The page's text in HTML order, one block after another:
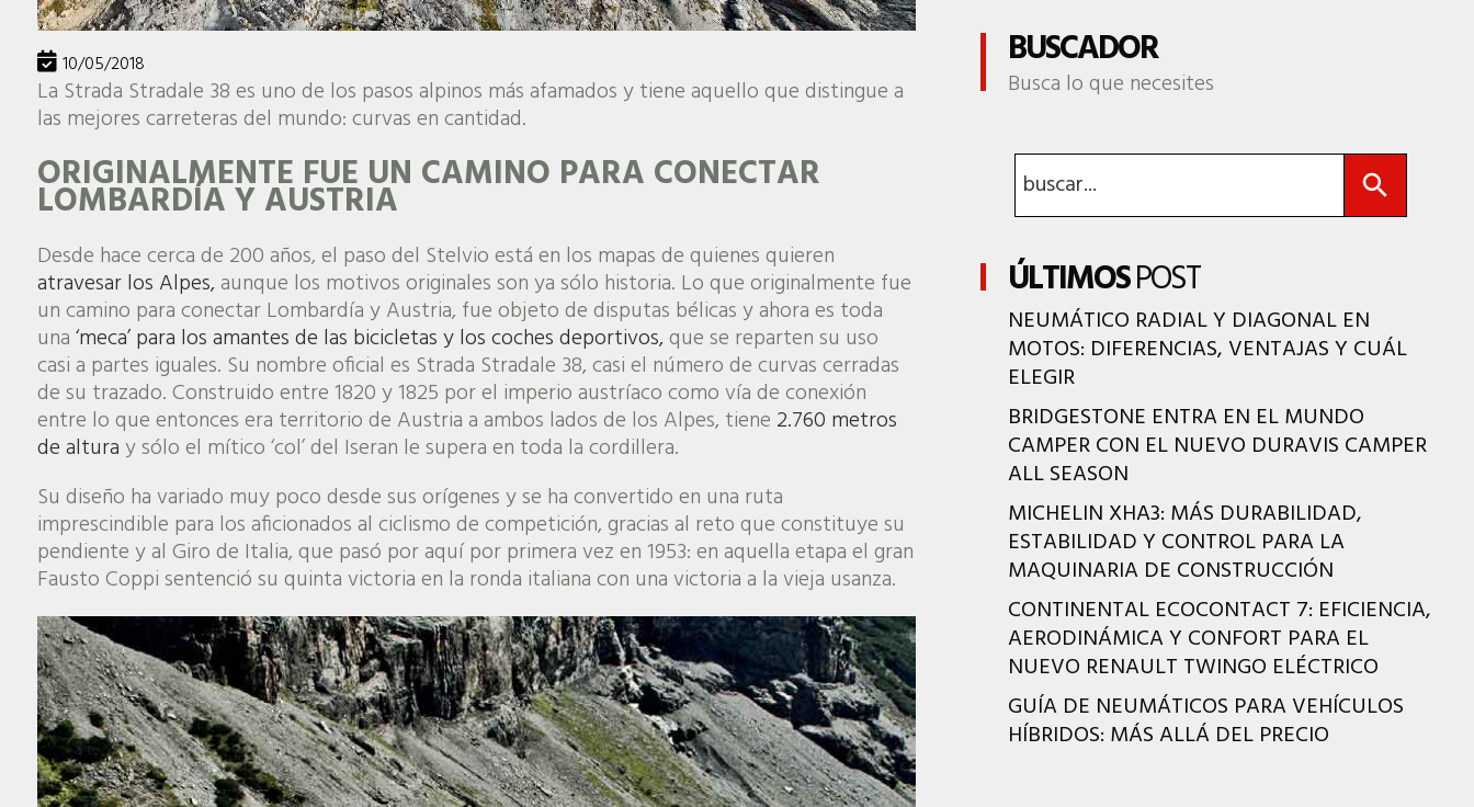
10/05/2018
La Strada Stradale 38 es uno de los pasos alpinos más afamados y tiene aquello que distingue a
las mejores carreteras del mundo: curvas en cantidad.
ORIGINALMENTE FUE UN CAMINO PARA CONECTAR
LOMBARDÍA Y AUSTRIA
Desde hace cerca de 200 años, el paso del Stelvio está en los mapas de quienes quieren
atravesar los Alpes,aunque los motivos originales son ya sólo historia. Lo que originalmente fue
un camino para conectar Lombardía y Austria, fue objeto de disputas bélicas y ahora es toda
una‘meca’ para los amantes de las bicicletas y los coches deportivos,que se reparten su uso
casi a partes iguales. Su nombre oficial es Strada Stradale 38, casi el número de curvas cerradas
de su trazado. Construido entre 1820 y 1825 por el imperio austríaco como vía de conexión
entre lo que entonces era territorio de Austria a ambos lados de los Alpes, tiene 2.760 metros
de alturay sólo el mítico ‘col’ del Iseran le supera en toda la cordillera.
Su diseño ha variado muy poco desde sus orígenes y se ha convertido en una ruta
imprescindible para los aficionados al ciclismo de competición, gracias al reto que constituye su
pendiente y al Giro de Italia, que pasó por aquí por primera vez en 1953: en aquella etapa el gran
Fausto Coppi sentenció su quinta victoria en la ronda italiana con una victoria a la vieja usanza.
BUSCADOR
Busca lo que necesites
ÚLTIMOSPOST
NEUMÁTICO RADIAL Y DIAGONAL EN
MOTOS: DIFERENCIAS, VENTAJAS Y CUÁL
ELEGIR
BRIDGESTONE ENTRA EN EL MUNDO
CAMPER CON EL NUEVO DURAVIS CAMPER
ALL SEASON
MICHELIN XHA3: MÁS DURABILIDAD,
ESTABILIDAD Y CONTROL PARA LA
MAQUINARIA DE CONSTRUCCIÓN
CONTINENTAL ECOCONTACT 7: EFICIENCIA,
AERODINÁMICA Y CONFORT PARA EL
NUEVO RENAULT TWINGO ELÉCTRICO
GUÍA DE NEUMÁTICOS PARA VEHÍCULOS
HÍBRIDOS: MÁS ALLÁ DEL PRECIO